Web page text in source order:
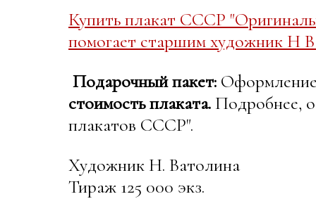
Купить плакат СССР
помогает старшим художник Н
Подарочный пакет: Оформление
стоимость плаката. Подробнее,
плакатов СССР".
Художник Н. Ватолина
Тираж 125 000 экз.